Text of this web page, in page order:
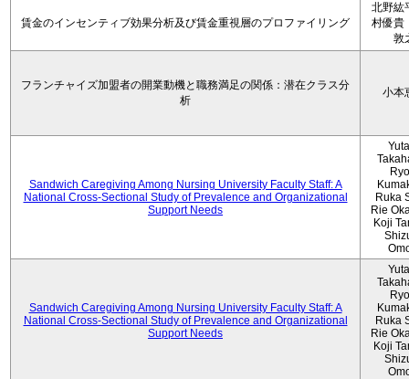
賃金のインセンティブ効果分析及び賃金重視層のプロファイリング
北野紘
村優貴
敦
フランチャイズ加盟者の開業動機と職務満足の関係：潜在クラス分
析
小本
Sandwich Caregiving Among Nursing University Faculty Staff: A
National Cross-Sectional Study of Prevalence and Organizational
Support Needs
Ruka
Rie
Koji
Sandwich Caregiving Among Nursing University Faculty Staff: A
National Cross-Sectional Study of Prevalence and Organizational
Support Needs
Ruka
Rie
Koji